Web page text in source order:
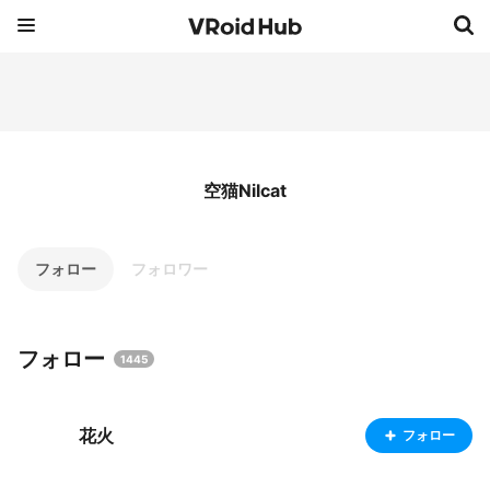
空猫Nilcat
フォロー フォロワー
フォロー 1445
花火 フォロー